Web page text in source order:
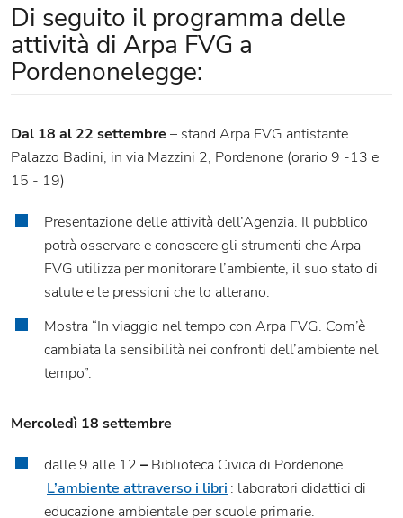
Di seguito il programma delle
attività di Arpa FVG a
Pordenonelegge:
Dal 18 al 22 settembre – stand Arpa FVG antistante
Palazzo Badini, in via Mazzini 2, Pordenone (orario 9 -13 e
15 - 19)
Presentazione delle attività dell’Agenzia. Il pubblico
potrà osservare e conoscere gli strumenti che Arpa
FVG utilizza per monitorare l’ambiente, il suo stato di
salute e le pressioni che lo alterano.
Mostra “In viaggio nel tempo con Arpa FVG. Com’è
cambiata la sensibilità nei confronti dell’ambiente nel
tempo”.
Mercoledì 18 settembre
dalle 9 alle 12 – Biblioteca Civica di Pordenone
L’ambiente attraverso i libri: laboratori didattici di
educazione ambientale per scuole primarie.